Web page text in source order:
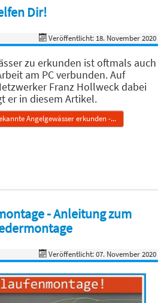
Dir!
Veröffentlicht: 18. November 2020
zu erkunden ist oftmals auch
am PC verbunden. Auf
Franz Hollweck dabei
er in diesem Artikel.
Angelgewässer erkunden -...
- Anleitung zum
Veröffentlicht: 07. November 2020